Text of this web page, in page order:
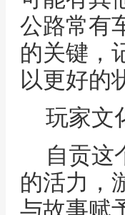
公路常有
的关键，
以更好的
玩家文
自贡这
的活力，
与故事赋